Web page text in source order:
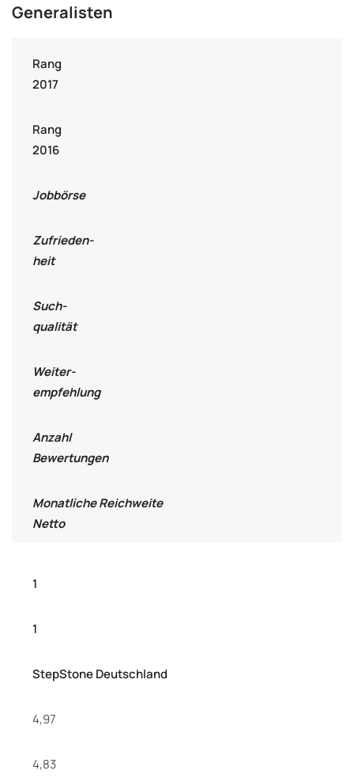
Generalisten
Rang
2017
Rang
2016
Jobbörse
Zufrieden-
heit
Such-
qualität
Weiter-
empfehlung
Anzahl
Bewertungen
Monatliche Reichweite
Netto
1
1
StepStone Deutschland
4,97
4,83